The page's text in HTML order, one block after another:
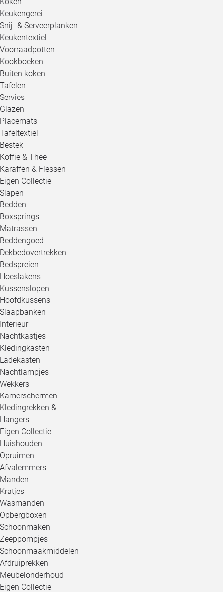
Keukengerei
Snij- & Serveerplanken
Keukentextiel
Voorraadpotten
Kookboeken
Buiten koken
Tafelen
Servies
Glazen
Placemats
Tafeltextiel
Bestek
Koffie & Thee
Karaffen & Flessen
Eigen Collectie
Slapen
Bedden
Boxsprings
Matrassen
Beddengoed
Dekbedovertrekken
Bedspreien
Hoeslakens
Kussenslopen
Hoofdkussens
Slaapbanken
Interieur
Nachtkastjes
Kledingkasten
Ladekasten
Nachtlampjes
Wekkers
Kamerschermen
Kledingrekken &
Hangers
Eigen Collectie
Huishouden
Opruimen
Afvalemmers
Manden
Kratjes
Wasmanden
Opbergboxen
Schoonmaken
Zeeppompjes
Schoonmaakmiddelen
Afdruiprekken
Meubelonderhoud
Eigen Collectie